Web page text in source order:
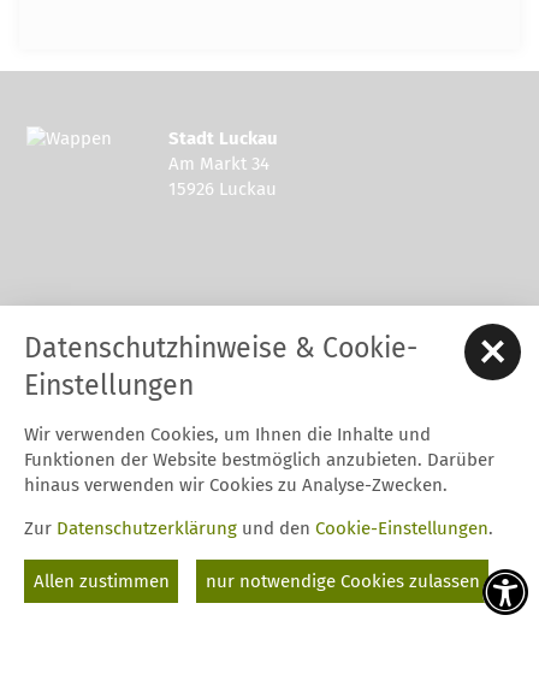
Stadt Luckau
Am Markt 34
15926 Luckau
Tel.: 03544 - 594 0
Fax: 03544 - 2948
E-Mail:stadt@luckau.de
Start Karriere Kontakt Datenschutz
Impressum
Barrierefreiheitserklärung
Intern
Folgt uns auf
Datenschutzhinweise & Cookie-
Einstellungen
Wir verwenden Cookies, um Ihnen die Inhalte und
Funktionen der Website bestmöglich anzubieten. Darüber
hinaus verwenden wir Cookies zu Analyse-Zwecken.
Zur Datenschutzerklärung und den Cookie-Einstellungen.
Allen zustimmen nur notwendige Cookies zulassen